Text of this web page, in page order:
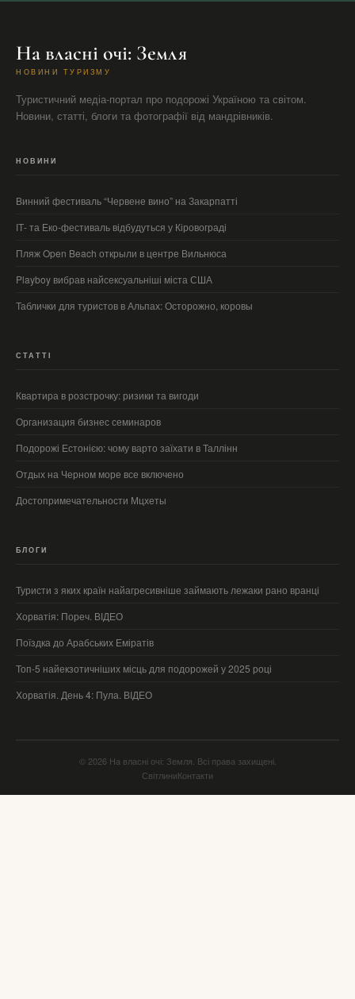
На власні очі: Земля
НОВИНИ ТУРИЗМУ
Туристичний медіа-портал про подорожі Україною та світом.
Новини, статті, блоги та фотографії від мандрівників.
НОВИНИ
Винний фестиваль “Червене вино” на Закарпатті
ІТ- та Еко-фестиваль відбудуться у Кіровограді
Пляж Open Beach открыли в центре Вильнюса
Playboy вибрав найсексуальніші міста США
Таблички для туристов в Альпах: Осторожно, коровы
СТАТТІ
Квартира в розстрочку: ризики та вигоди
Организация бизнес семинаров
Подорожі Естонією: чому варто заїхати в Таллінн
Отдых на Черном море все включено
Достопримечательности Мцхеты
БЛОГИ
Туристи з яких країн найагресивніше займають лежаки рано вранці
Хорватія: Пореч. ВІДЕО
Поїздка до Арабських Еміратів
Топ-5 найекзотичніших місць для подорожей у 2025 році
Хорватія. День 4: Пула. ВІДЕО
© 2026 На власні очі: Земля. Всі права захищені.
СвітлиниКонтакти